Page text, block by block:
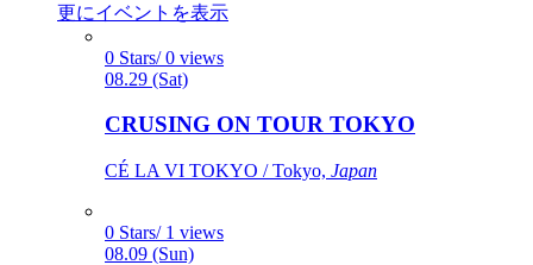
更にイベントを表示
0 Stars/ 0 views
08.29 (Sat)
CRUSING ON TOUR TOKYO
CÉ LA VI TOKYO / Tokyo, Japan
0 Stars/ 1 views
08.09 (Sun)